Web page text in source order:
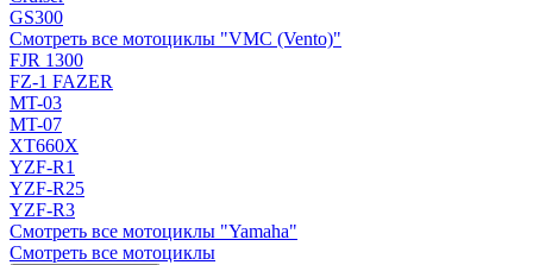
GS300
Смотреть все мотоциклы "VMC (Vento)"
FJR 1300
FZ-1 FAZER
MT-03
MT-07
XT660X
YZF-R1
YZF-R25
YZF-R3
Смотреть все мотоциклы "Yamaha"
Смотреть все мотоциклы